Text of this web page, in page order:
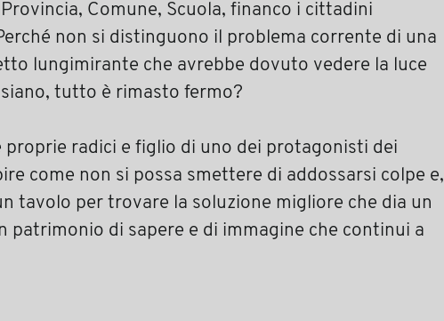
Comune, Scuola, financo i cittadini
non si distinguono il problema corrente di una
lungimirante che avrebbe dovuto vedere la luce
tutto è rimasto fermo?
proprie radici e figlio di uno dei protagonisti dei
come non si possa smettere di addossarsi colpe e,
tavolo per trovare la soluzione migliore che dia un
di sapere e di immagine che continui a